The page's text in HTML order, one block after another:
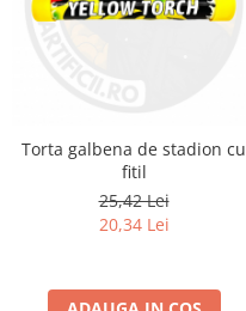
Torta galbena de stadion cu
fitil
25,42 Lei
20,34 Lei